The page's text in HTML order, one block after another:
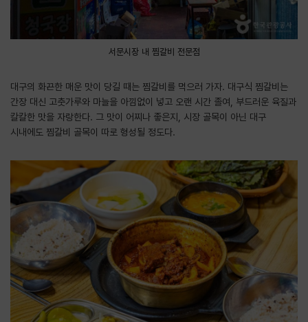
서문시장 내 찜갈비 전문점
대구의 화끈한 매운 맛이 당길 때는 찜갈비를 먹으러 가자. 대구식 찜갈비는
간장 대신 고춧가루와 마늘을 아낌없이 넣고 오랜 시간 졸여, 부드러운 육질과
칼칼한 맛을 자랑한다. 그 맛이 어찌나 좋은지, 시장 골목이 아닌 대구
시내에도 찜갈비 골목이 따로 형성될 정도다.